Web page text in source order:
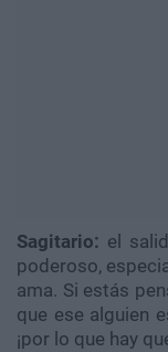
Sagitario: el
poderoso,
ama. Si estás
que ese alguien
¡por lo que hay